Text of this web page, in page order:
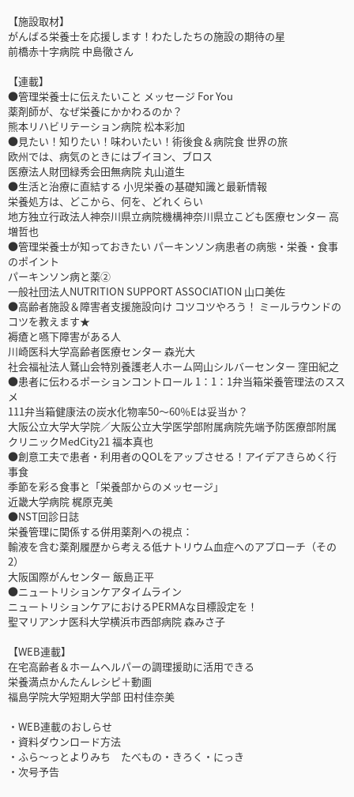
【施設取材】
がんばる栄養士を応援します！わたしたちの施設の期待の星
前橋赤十字病院 中島徹さん
【連載】
●管理栄養士に伝えたいこと メッセージ For You
薬剤師が、なぜ栄養にかかわるのか？
熊本リハビリテーション病院 松本彩加
●見たい！知りたい！味わいたい！術後食＆病院食 世界の旅
欧州では、病気のときにはブイヨン、ブロス
医療法人財団緑秀会田無病院 丸山道生
●生活と治療に直結する 小児栄養の基礎知識と最新情報
栄養処方は、どこから、何を、どれくらい
地方独立行政法人神奈川県立病院機構神奈川県立こども医療センター 高
増哲也
●管理栄養士が知っておきたい パーキンソン病患者の病態・栄養・食事
のポイント
パーキンソン病と薬②
一般社団法人NUTRITION SUPPORT ASSOCIATION 山口美佐
●高齢者施設＆障害者支援施設向け コツコツやろう！ ミールラウンドの
コツを教えます★
褥瘡と嚥下障害がある人
川崎医科大学高齢者医療センター 森光大
社会福祉法人鷲山会特別養護老人ホーム岡山シルバーセンター 窪田紀之
●患者に伝わるポーションコントロール 1：1：1弁当箱栄養管理法のスス
メ
111弁当箱健康法の炭水化物率50～60％Eは妥当か？
大阪公立大学大学院／大阪公立大学医学部附属病院先端予防医療部附属
クリニックMedCity21 福本真也
●創意工夫で患者・利用者のQOLをアップさせる！アイデアきらめく行
事食
季節を彩る食事と「栄養部からのメッセージ」
近畿大学病院 梶原克美
●NST回診日誌
栄養管理に関係する併用薬剤への視点：
輸液を含む薬剤履歴から考える低ナトリウム血症へのアプローチ（その
2）
大阪国際がんセンター 飯島正平
●ニュートリションケアタイムライン
ニュートリションケアにおけるPERMAな目標設定を！
聖マリアンナ医科大学横浜市西部病院 森みさ子
【WEB連載】
在宅高齢者＆ホームヘルパーの調理援助に活用できる
栄養満点かんたんレシピ＋動画
福島学院大学短期大学部 田村佳奈美
・WEB連載のおしらせ
・資料ダウンロード方法
・ふら～っとよりみち たべもの・きろく・にっき
・次号予告